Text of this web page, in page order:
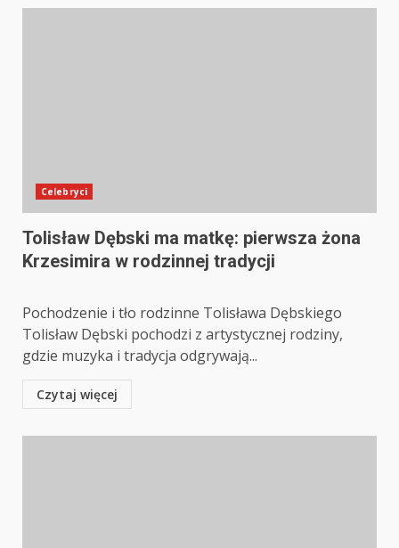
Celebryci
Tolisław Dębski ma matkę: pierwsza żona
Krzesimira w rodzinnej tradycji
Pochodzenie i tło rodzinne Tolisława Dębskiego
Tolisław Dębski pochodzi z artystycznej rodziny,
gdzie muzyka i tradycja odgrywają...
Czytaj więcej